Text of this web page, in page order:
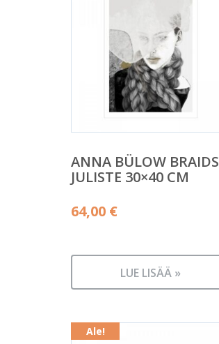
ANNA BÜLOW BRAIDS
JULISTE 30×40 CM
64,00 €
LUE LISÄÄ »
Ale!